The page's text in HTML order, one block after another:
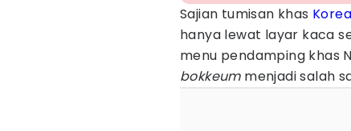
Sajian tumisan khas Korea
hanya lewat layar kaca
menu pendamping khas
bokkeummenjadi salah